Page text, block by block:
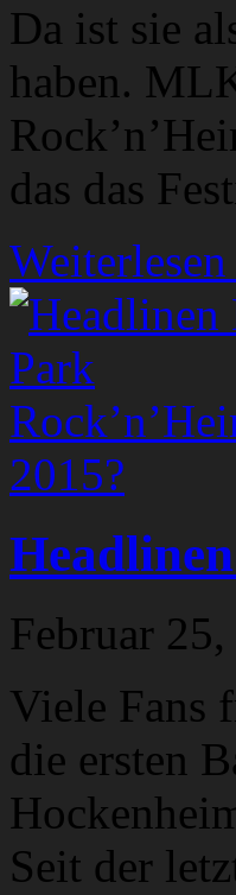
Da ist sie
haben.
das das
Weiterlesen
Februar
Viele Fans
die ersten
Seit der